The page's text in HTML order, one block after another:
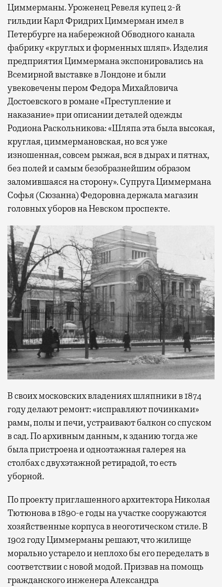
Циммерманы. Уроженец Ревеля купец 2-й
гильдии Карл Фридрих Циммерман имел в
Петербурге на набережной Обводного канала
фабрику «круглых и форменных шляп». Изделия
предприятия Циммермана экспонировались на
Всемирной выставке в Лондоне и были
увековечены пером Федора Михайловича
Достоевского в романе «Преступление и
наказание» при описании деталей одежды
Родиона Раскольникова: «Шляпа эта была высокая,
круглая, циммермановская, но вся уже
изношенная, совсем рыжая, вся в дырах и пятнах,
без полей и самым безобразнейшим образом
заломившаяся на сторону». Супруга Циммермана
Софья (Сюзанна) Федоровна держала магазин
головных уборов на Невском проспекте.
В своих московских владениях шляпники в 1874
году делают ремонт: «исправляют починками»
рамы, полы и печи, устраивают балкон со спуском
в сад. По архивным данным, к зданию тогда же
была пристроена и одноэтажная галерея на
столбах с двухэтажной ретирадой, то есть
уборной.
По проекту приглашенного архитектора Николая
Тютюнова в 1890-е годы на участке сооружаются
хозяйственные корпуса в неоготическом стиле. В
1902 году Циммерманы решают, что жилище
морально устарело и неплохо бы его переделать в
соответствии с новой модой. Призвав на помощь
гражданского инженера Александра